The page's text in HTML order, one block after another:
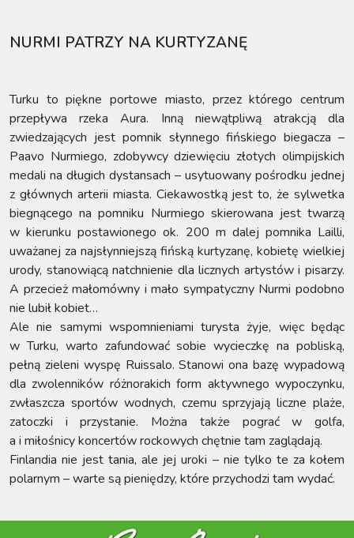
NURMI PATRZY NA KURTYZANĘ
Turku to piękne portowe miasto, przez którego centrum
przepływa rzeka Aura. Inną niewątpliwą atrakcją dla
zwiedzających jest pomnik słynnego fińskiego biegacza –
Paavo Nurmiego, zdobywcy dziewięciu złotych olimpijskich
medali na długich dystansach – usytuowany pośrodku jednej
z głównych arterii miasta. Ciekawostką jest to, że sylwetka
biegnącego na pomniku Nurmiego skierowana jest twarzą
w kierunku postawionego ok. 200 m dalej pomnika Lailli,
uważanej za najsłynniejszą fińską kurtyzanę, kobietę wielkiej
urody, stanowiącą natchnienie dla licznych artystów i pisarzy.
A przecież małomówny i mało sympatyczny Nurmi podobno
nie lubił kobiet…
Ale nie samymi wspomnieniami turysta żyje, więc będąc
w Turku, warto zafundować sobie wycieczkę na pobliską,
pełną zieleni wyspę Ruissalo. Stanowi ona bazę wypadową
dla zwolenników różnorakich form aktywnego wypoczynku,
zwłaszcza sportów wodnych, czemu sprzyjają liczne plaże,
zatoczki i przystanie. Można także pograć w golfa,
a i miłośnicy koncertów rockowych chętnie tam zaglądają.
Finlandia nie jest tania, ale jej uroki – nie tylko te za kołem
polarnym – warte są pieniędzy, które przychodzi tam wydać.